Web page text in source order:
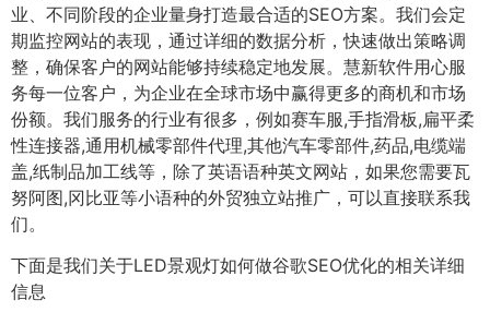
业、不同阶段的企业量身打造最合适的SEO方案。我们会定
期监控网站的表现，通过详细的数据分析，快速做出策略调
整，确保客户的网站能够持续稳定地发展。慧新软件用心服
务每一位客户，为企业在全球市场中赢得更多的商机和市场
份额。我们服务的行业有很多，例如赛车服,手指滑板,扁平柔
性连接器,通用机械零部件代理,其他汽车零部件,药品,电缆端
盖,纸制品加工线等，除了英语语种英文网站，如果您需要瓦
努阿图,冈比亚等小语种的外贸独立站推广，可以直接联系我
们。
下面是我们关于LED景观灯如何做谷歌SEO优化的相关详细
信息